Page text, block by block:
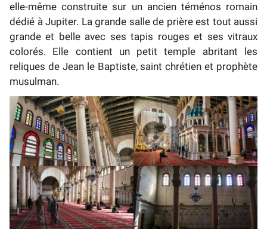
elle-même construite sur un ancien téménos romain
dédié à Jupiter. La grande salle de prière est tout aussi
grande et belle avec ses tapis rouges et ses vitraux
colorés. Elle contient un petit temple abritant les
reliques de Jean le Baptiste, saint chrétien et prophète
musulman.